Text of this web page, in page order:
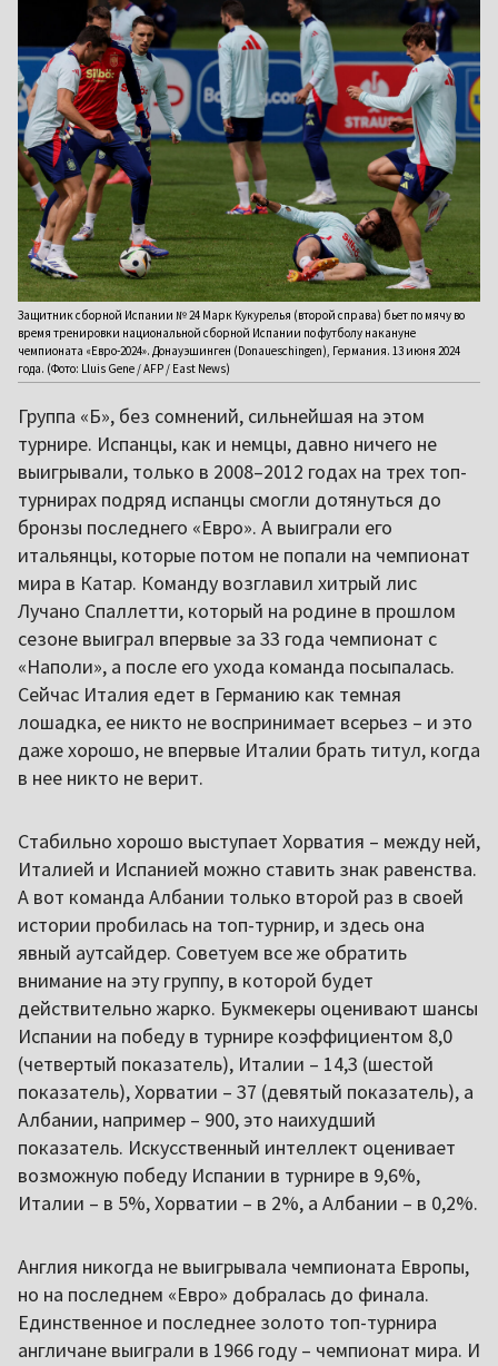
Защитник сборной Испании № 24 Марк Кукурелья (второй справа) бьет по мячу во
время тренировки национальной сборной Испании по футболу накануне
чемпионата «Евро-2024». Донауэшинген (Donaueschingen), Германия. 13 июня 2024
года. (Фото: Lluis Gene / AFP / East News)
Группа «Б», без сомнений, сильнейшая на этом
турнире. Испанцы, как и немцы, давно ничего не
выигрывали, только в 2008–2012 годах на трех топ-
турнирах подряд испанцы смогли дотянуться до
бронзы последнего «Евро». А выиграли его
итальянцы, которые потом не попали на чемпионат
мира в Катар. Команду возглавил хитрый лис
Лучано Спаллетти, который на родине в прошлом
сезоне выиграл впервые за 33 года чемпионат с
«Наполи», а после его ухода команда посыпалась.
Сейчас Италия едет в Германию как темная
лошадка, ее никто не воспринимает всерьез – и это
даже хорошо, не впервые Италии брать титул, когда
в нее никто не верит.
Стабильно хорошо выступает Хорватия – между ней,
Италией и Испанией можно ставить знак равенства.
А вот команда Албании только второй раз в своей
истории пробилась на топ-турнир, и здесь она
явный аутсайдер. Советуем все же обратить
внимание на эту группу, в которой будет
действительно жарко. Букмекеры оценивают шансы
Испании на победу в турнире коэффициентом 8,0
(четвертый показатель), Италии – 14,3 (шестой
показатель), Хорватии – 37 (девятый показатель), а
Албании, например – 900, это наихудший
показатель. Искусственный интеллект оценивает
возможную победу Испании в турнире в 9,6%,
Италии – в 5%, Хорватии – в 2%, а Албании – в 0,2%.
Англия никогда не выигрывала чемпионата Европы,
но на последнем «Евро» добралась до финала.
Единственное и последнее золото топ-турнира
англичане выиграли в 1966 году – чемпионат мира. И